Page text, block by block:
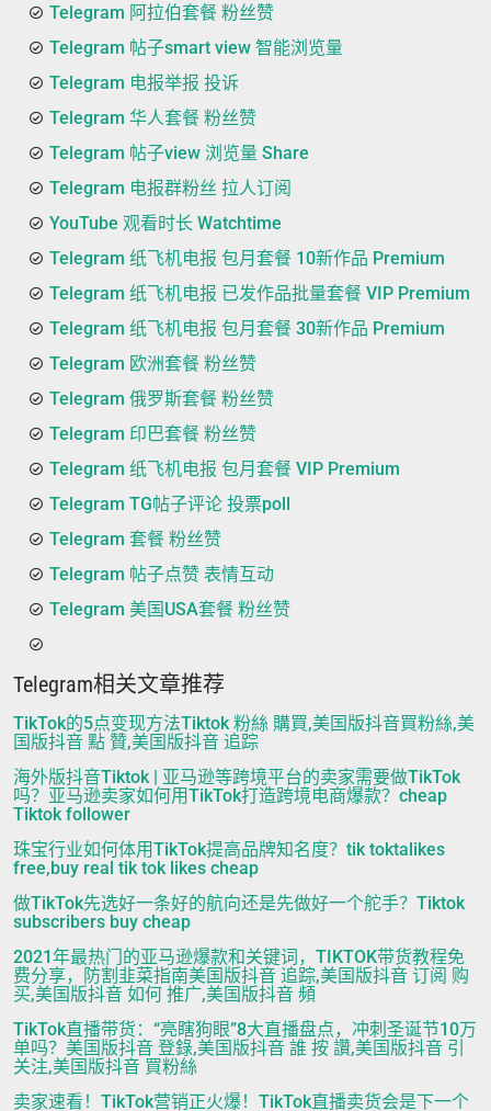
Telegram 阿拉伯套餐 粉丝赞
Telegram 帖子smart view 智能浏览量
Telegram 电报举报 投诉
Telegram 华人套餐 粉丝赞
Telegram 帖子view 浏览量 Share
Telegram 电报群粉丝 拉人订阅
YouTube 观看时长 Watchtime
Telegram 纸飞机电报 包月套餐 10新作品 Premium
Telegram 纸飞机电报 已发作品批量套餐 VIP Premium
Telegram 纸飞机电报 包月套餐 30新作品 Premium
Telegram 欧洲套餐 粉丝赞
Telegram 俄罗斯套餐 粉丝赞
Telegram 印巴套餐 粉丝赞
Telegram 纸飞机电报 包月套餐 VIP Premium
Telegram TG帖子评论 投票poll
Telegram 套餐 粉丝赞
Telegram 帖子点赞 表情互动
Telegram 美国USA套餐 粉丝赞
Telegram相关文章推荐
TikTok的5点变现方法Tiktok 粉絲 購買,美国版抖音買粉絲,美
国版抖音 點 贊,美国版抖音 追踪
海外版抖音Tiktok | 亚马逊等跨境平台的卖家需要做TikTok
吗？亚马逊卖家如何用TikTok打造跨境电商爆款？cheap
Tiktok follower
珠宝行业如何体用TikTok提高品牌知名度？tik toktalikes
free,buy real tik tok likes cheap
做TikTok先选好一条好的航向还是先做好一个舵手？Tiktok
subscribers buy cheap
2021年最热门的亚马逊爆款和关键词，TIKTOK带货教程免
费分享，防割韭菜指南美国版抖音 追踪,美国版抖音 订阅 购
买,美国版抖音 如何 推广,美国版抖音 頻
TikTok直播带货：“亮瞎狗眼”8大直播盘点，冲刺圣诞节10万
单吗？美国版抖音 登錄,美国版抖音 誰 按 讚,美国版抖音 引
关注,美国版抖音 買粉絲
卖家速看！TikTok营销正火爆！TikTok直播卖货会是下一个